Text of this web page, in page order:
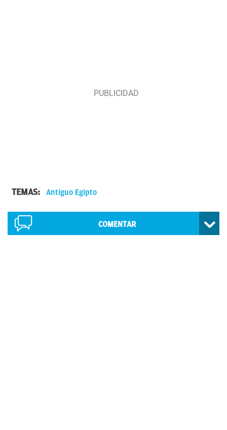
TEMAS: Antiguo Egipto
COMENTAR